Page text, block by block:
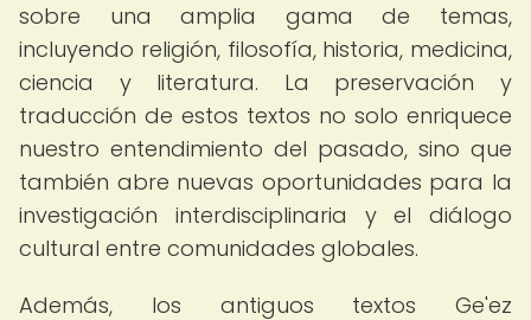
sobre una amplia gama de temas,
incluyendo religión, filosofía, historia, medicina,
ciencia y literatura. La preservación y
traducción de estos textos no solo enriquece
nuestro entendimiento del pasado, sino que
también abre nuevas oportunidades para la
investigación interdisciplinaria y el diálogo
cultural entre comunidades globales.
Además, los antiguos textos Ge'ez